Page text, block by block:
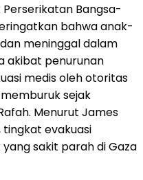
Bangsa-
bahwa anak-
meninggal dalam
akibat penurunan
medis oleh otoritas
sejak
Menurut James
tingkat evakuasi
sakit parah di Gaza